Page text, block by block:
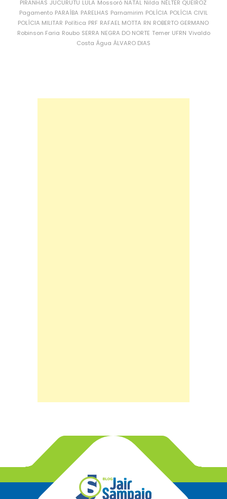
PIRANHAS JUCURUTU LULA Mossoró NATAL Nilda NÉLTER QUEIROZ
Pagamento PARAÍBA PARELHAS Parnamirim POLÍCIA POLÍCIA CIVIL
POLÍCIA MILITAR Política PRF RAFAEL MOTTA RN ROBERTO GERMANO
Robinson Faria Roubo SERRA NEGRA DO NORTE Temer UFRN Vivaldo
Costa Água ÁLVARO DIAS